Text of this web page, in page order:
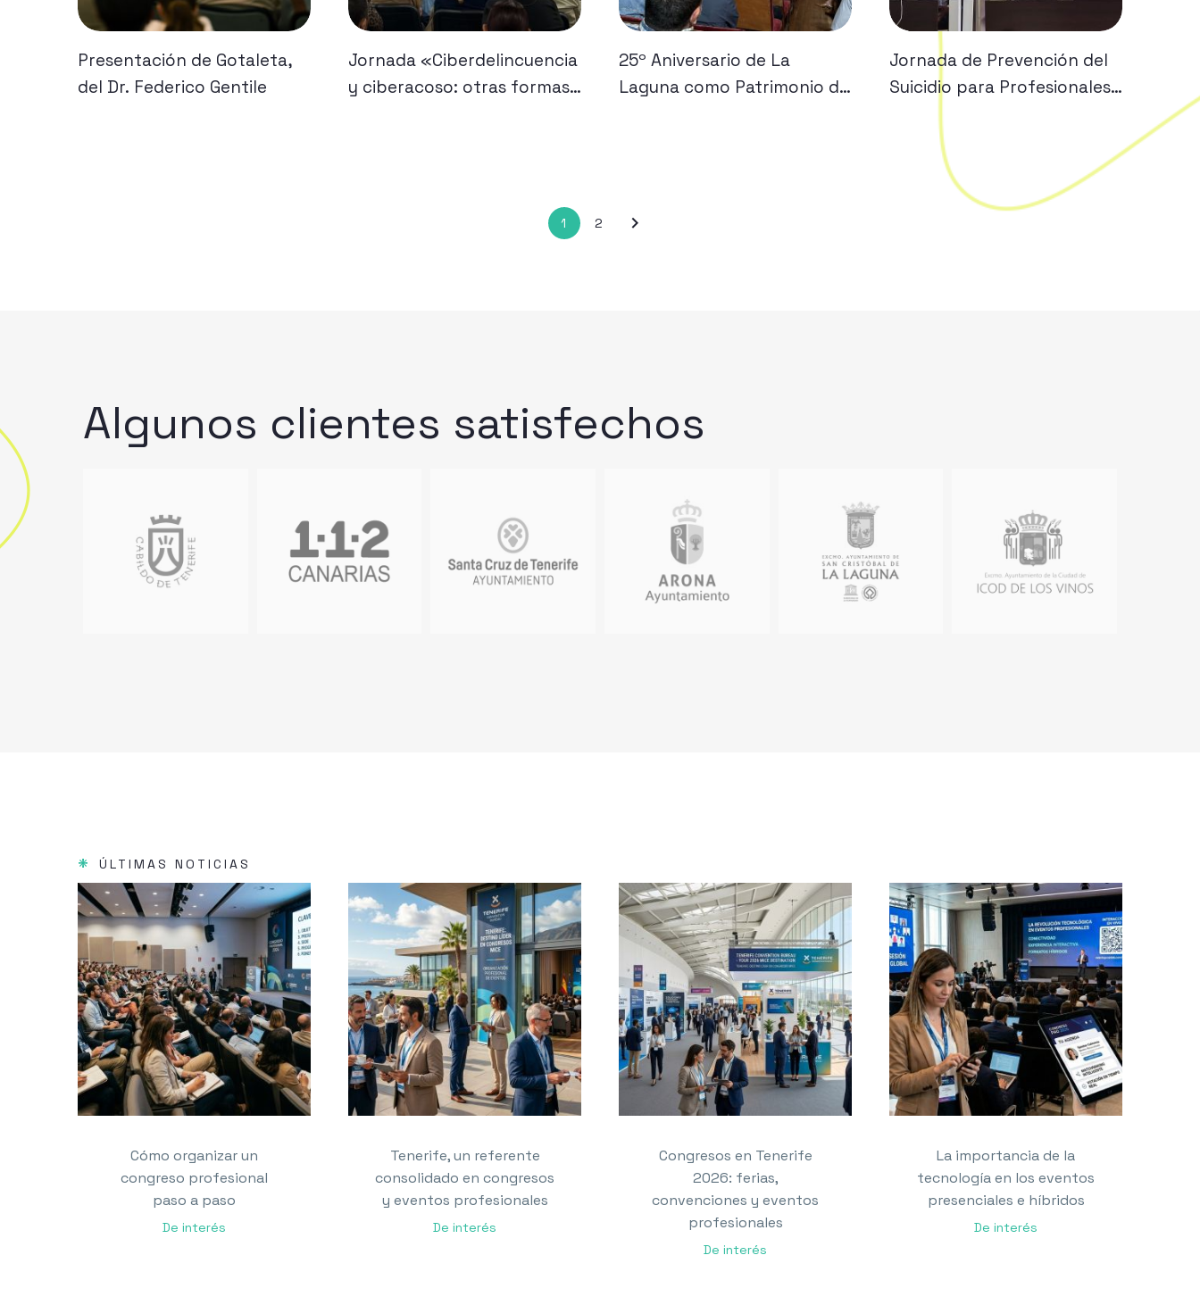
Presentación de Gotaleta,
del Dr. Federico Gentile
Jornada «Ciberdelincuencia
y ciberacoso: otras formas
25º Aniversario de La
Laguna como Patrimonio de
Jornada de Prevención del
Suicidio para Profesionales
1 2
Algunos clientes satisfechos
* ÚLTIMAS NOTICIAS
Cómo organizar un
congreso profesional
paso a paso
De interés
Tenerife, un referente
consolidado en congresos
y eventos profesionales
De interés
Congresos en Tenerife
2026: ferias,
convenciones y eventos
profesionales
De interés
La importancia de la
tecnología en los eventos
presenciales e híbridos
De interés